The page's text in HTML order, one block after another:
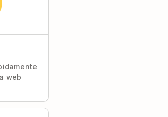
web